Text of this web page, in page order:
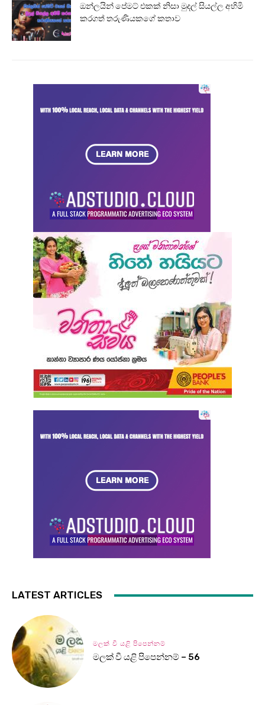
ඔන්ලයින් පේමට් එකක් නිසා මුදල් සියල්ල අහිමි
කරගත් තරුණියකගේ කතාව
LATEST ARTICLES
මලක් වී යළි පිපෙන්නම්
මලක් වී යළි පිපෙන්නම් – 56